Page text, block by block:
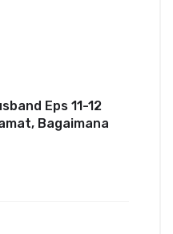
Eps 11-12
Bagaimana